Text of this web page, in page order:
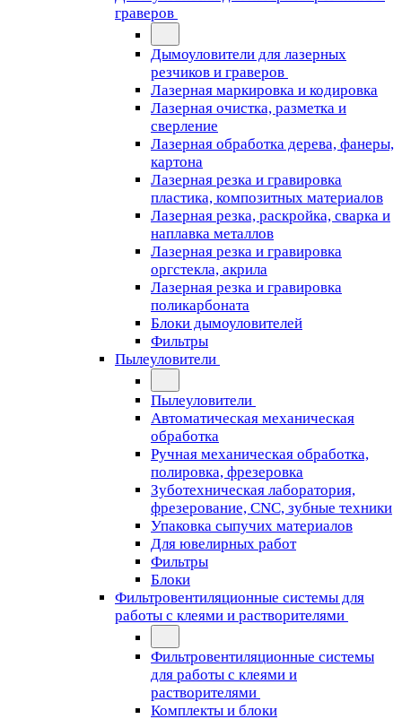
граверов
Дымоуловители для лазерных
резчиков и граверов
Лазерная маркировка и кодировка
Лазерная очистка, разметка и
сверление
Лазерная обработка дерева, фанеры,
картона
Лазерная резка и гравировка
пластика, композитных материалов
Лазерная резка, раскройка, сварка и
наплавка металлов
Лазерная резка и гравировка
оргстекла, акрила
Лазерная резка и гравировка
поликарбоната
Блоки дымоуловителей
Фильтры
Пылеуловители
Пылеуловители
Автоматическая механическая
обработка
Ручная механическая обработка,
полировка, фрезеровка
Зуботехническая лаборатория,
фрезерование, CNC, зубные техники
Упаковка сыпучих материалов
Для ювелирных работ
Фильтры
Блоки
Фильтровентиляционные системы для
работы с клеями и растворителями
Фильтровентиляционные системы
для работы с клеями и
растворителями
Комплекты и блоки